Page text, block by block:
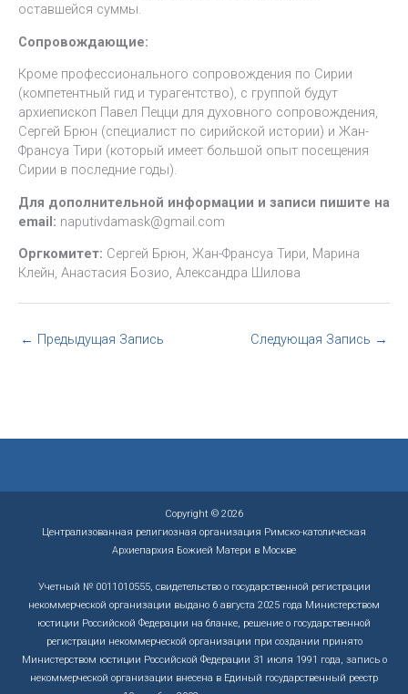
оставшейся суммы.
Сопровождающие:
Кроме профессионального сопровождения по Сирии
(компетентный гид и турагентство), с группой будут
архиепископ Павел Пецци для духовного сопровождения,
Сергей Брюн (специалист по сирийской истории) и Жан-
Франсуа Тири (который имеет большой опыт посещения
Сирии в последние годы).
Для дополнительной информации и записи пишите на
email: naputivdamask@gmail.com
Оргкомитет: Сергей Брюн, Жан-Франсуа Тири, Марина
Клейн, Анастасия Бозио, Александра Шилова
← Предыдущая Запись Следующая Запись →
Copyright © 2026
Централизованная религиозная организация Римско-католическая
Архиепархия Божией Матери в Москве
Учетный № 0011010555, свидетельство о государственной регистрации
некоммерческой организации выдано 6 августа 2025 года Министерством
юстиции Российской Федерации на бланке, решение о государственной
регистрации некоммерческой организации при создании принято
Министерством юстиции Российской Федерации 31 июля 1991 года, запись о
некоммерческой организации внесена в Единый государственный реестр